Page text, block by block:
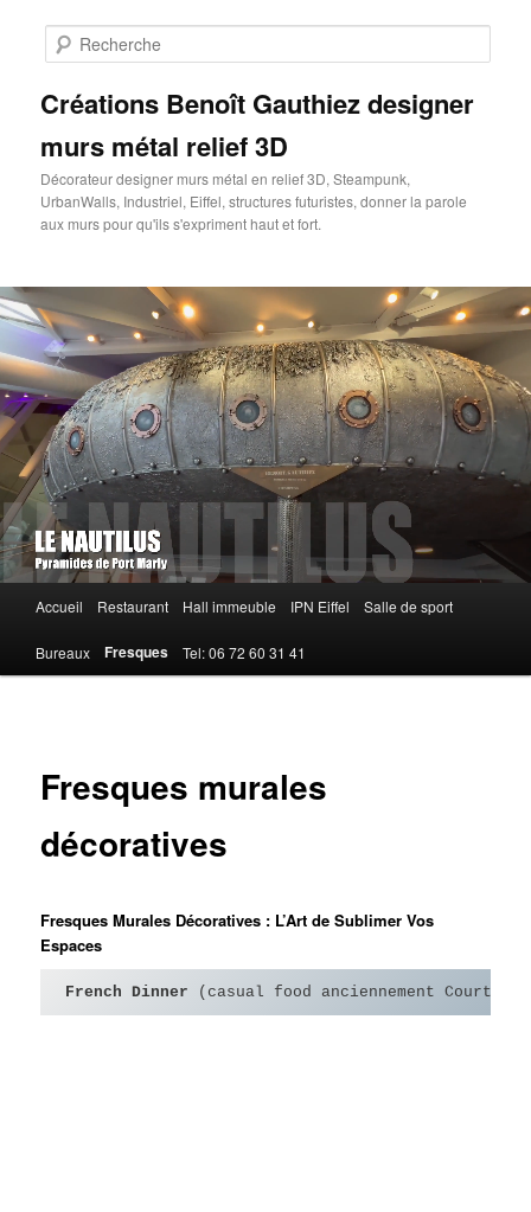
contenu
Créations Benoît Gauthiez designer
murs métal relief 3D
Décorateur designer murs métal en relief 3D, Steampunk,
UrbanWalls, Industriel, Eiffel, structures futuristes, donner la parole
aux murs pour qu'ils s'expriment haut et fort.
principal
Accueil Restaurant Hall immeuble IPN Eiffel Salle de sport
Bureaux Fresques Tel: 06 72 60 31 41
Fresques murales
décoratives
Fresques Murales Décoratives : L’Art de Sublimer Vos
Espaces
French Dinner (casual food anciennement Courte